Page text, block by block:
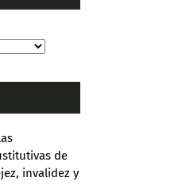
de
invalidez y